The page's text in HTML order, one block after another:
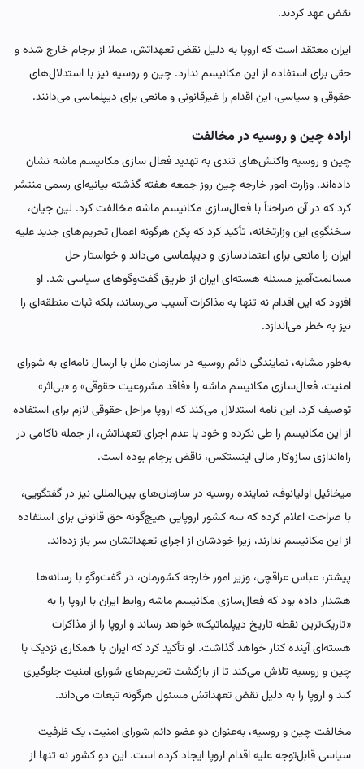
نقض عهد کردند.
ایران معتقد است که اروپا به دلیل نقض تعهداتش، عملا از برجام خارج شده و
حقی برای استفاده از این مکانیسم ندارد. چین و روسیه نیز با استدلال‌های
حقوقی و سیاسی، این اقدام را غیرقانونی و مانعی برای دیپلماسی می‌دانند.
اراده چین و روسیه در مخالفت
چین و روسیه واکنش‌های تندی به تهدید فعال سازی مکانیسم ماشه نشان
داده‌اند. وزارت امور خارجه چین روز جمعه هفته گذشته بیانیه‌ای رسمی منتشر
کرد که در آن صراحتاً با فعال‌سازی مکانیسم ماشه مخالفت کرد. لین جیان،
سخنگوی این وزارتخانه، تأکید کرد که پکن هرگونه اعمال تحریم‌های جدید علیه
ایران را مانعی برای اعتمادسازی و دیپلماسی می‌داند و خواستار حل
مسالمت‌آمیز مسئله هسته‌ای ایران از طریق گفت‌وگوهای سیاسی شد. او
افزود که این اقدام نه ‌تنها به مذاکرات آسیب می‌رساند، بلکه ثبات منطقه‌ای را
نیز به خطر می‌اندازد.
به‌طور مشابه، نمایندگی دائم روسیه در سازمان ملل با ارسال نامه‌ای به شورای
امنیت، فعال‌سازی مکانیسم ماشه را «فاقد مشروعیت حقوقی» و «بی‌اثر»
توصیف کرد. این نامه استدلال می‌کند که اروپا مراحل حقوقی لازم برای استفاده
از این مکانیسم را طی نکرده و خود با عدم اجرای تعهداتش، از جمله ناکامی در
راه‌اندازی سازوکار مالی اینستکس، ناقض برجام بوده است.
میخائیل اولیانوف، نماینده روسیه در سازمان‌های بین‌المللی نیز در گفتگویی،
با صراحت اعلام کرده که سه کشور اروپایی هیچ‌گونه حق قانونی برای استفاده
از این مکانیسم ندارند، زیرا خودشان از اجرای تعهداتشان سر باز زده‌اند.
پیشتر، عباس عراقچی، وزیر امور خارجه کشورمان، در گفت‌وگو با رسانه‌ها
هشدار داده بود که فعال‌سازی مکانیسم ماشه روابط ایران با اروپا را به
«تاریک‌ترین نقطه تاریخ دیپلماتیک» خواهد رساند و اروپا را از مذاکرات
هسته‌ای آینده کنار خواهد گذاشت. او تأکید کرد که ایران با همکاری نزدیک با
چین و روسیه تلاش می‌کند تا از بازگشت تحریم‌های شورای امنیت جلوگیری
کند و اروپا را به دلیل نقض تعهداتش مسئول هرگونه تبعات می‌داند.
مخالفت چین و روسیه، به‌عنوان دو عضو دائم شورای امنیت، یک ظرفیت
سیاسی قابل‌توجه علیه اقدام اروپا ایجاد کرده است. این دو کشور نه ‌تنها از